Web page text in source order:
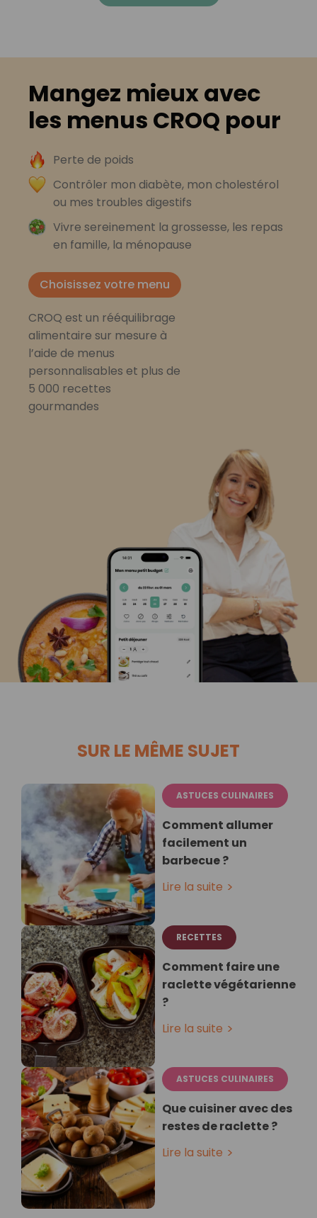
Mangez mieux avec
les menus CROQ pour
Perte de poids
Contrôler mon diabète, mon cholestérol
ou mes troubles digestifs
Vivre sereinement la grossesse, les repas
en famille, la ménopause
Choisissez votre menu
CROQ est un rééquilibrage
alimentaire sur mesure à
l’aide de menus
personnalisables et plus de
5 000 recettes
gourmandes
SUR LE MÊME SUJET
ASTUCES CULINAIRES
Comment allumer
facilement un
barbecue ?
Lire la suite
RECETTES
Comment faire une
raclette végétarienne
?
Lire la suite
ASTUCES CULINAIRES
Que cuisiner avec des
restes de raclette ?
Lire la suite